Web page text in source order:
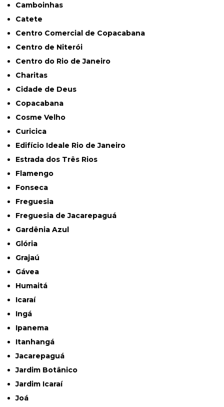
Camboinhas
Catete
Centro Comercial de Copacabana
Centro de Niterói
Centro do Rio de Janeiro
Charitas
Cidade de Deus
Copacabana
Cosme Velho
Curicica
Edifício Ideale Rio de Janeiro
Estrada dos Três Rios
Flamengo
Fonseca
Freguesia
Freguesia de Jacarepaguá
Gardênia Azul
Glória
Grajaú
Gávea
Humaitá
Icaraí
Ingá
Ipanema
Itanhangá
Jacarepaguá
Jardim Botânico
Jardim Icaraí
Joá